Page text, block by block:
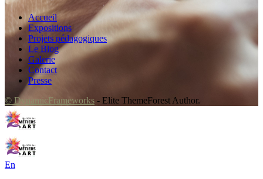
Accueil
Expositions
Projets pédagogiques
Le Blog
Galerie
Contact
Presse
© DynamicFrameworks - Elite ThemeForest Author.
En